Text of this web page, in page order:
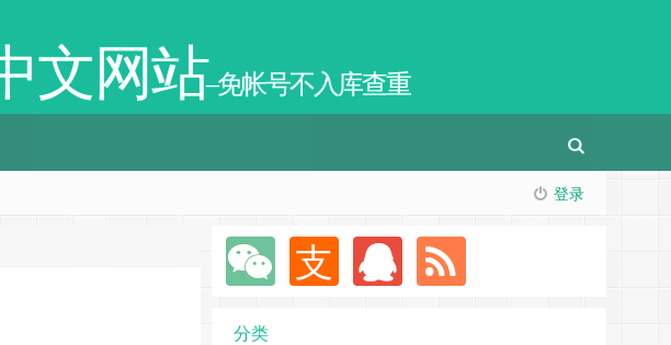
文网站–免帐号不入库查重
登录
分类